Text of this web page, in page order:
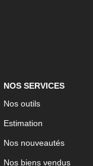
NOS SERVICES
Nos outils
Estimation
Nos nouveautés
Nos biens vendus